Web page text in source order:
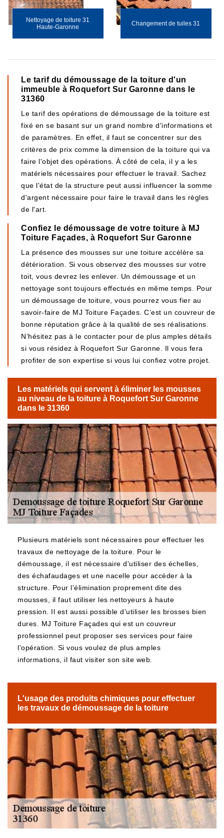
Nettoyage de toiture 31
Haute-Garonne
Changement de tuiles 31
Le tarif du démoussage de la toiture d'un
immeuble à Roquefort Sur Garonne dans le
31360
Le tarif des opérations de démoussage de la toiture est
fixé en se basant sur un grand nombre d'informations et
de paramètres. En effet, il faut se concentrer sur des
critères de prix comme la dimension de la toiture qui va
faire l'objet des opérations. À côté de cela, il y a les
matériels nécessaires pour effectuer le travail. Sachez
que l'état de la structure peut aussi influencer la somme
d'argent nécessaire pour faire le travail dans les règles
de l'art.
Confiez le démoussage de votre toiture à MJ
Toiture Façades, à Roquefort Sur Garonne
La présence des mousses sur une toiture accélère sa
détérioration. Si vous observez des mousses sur votre
toit, vous devrez les enlever. Un démoussage et un
nettoyage sont toujours effectués en même temps. Pour
un démoussage de toiture, vous pourrez vous fier au
savoir-faire de MJ Toiture Façades. C’est un couvreur de
bonne réputation grâce à la qualité de ses réalisations.
N’hésitez pas à le contacter pour de plus amples détails
si vous résidez à Roquefort Sur Garonne. Il vous fera
profiter de son expertise si vous lui confiez votre projet.
Les matériels qui servent à éliminer les mousses
au niveau de la toiture à Roquefort Sur Garonne
dans le 31360
Plusieurs matériels sont nécessaires pour effectuer les
travaux de nettoyage de la toiture. Pour le
démoussage, il est nécessaire d'utiliser des échelles,
des échafaudages et une nacelle pour accéder à la
structure. Pour l'élimination proprement dite des
mousses, il faut utiliser les nettoyeurs à haute
pression. Il est aussi possible d'utiliser les brosses bien
dures. MJ Toiture Façades qui est un couvreur
professionnel peut proposer ses services pour faire
l'opération. Si vous voulez de plus amples
informations, il faut visiter son site web.
L'usage des produits chimiques pour effectuer
les travaux de démoussage de la toiture